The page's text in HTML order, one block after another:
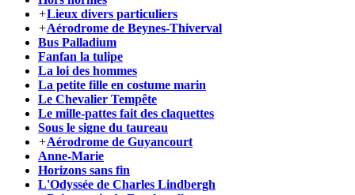
+Lieux divers particuliers
+Aérodrome de Beynes-Thiverval
Bus Palladium
Fanfan la tulipe
La loi des hommes
La petite fille en costume marin
Le Chevalier Tempête
Le mille-pattes fait des claquettes
Sous le signe du taureau
+Aérodrome de Guyancourt
Anne-Marie
Horizons sans fin
L'Odyssée de Charles Lindbergh